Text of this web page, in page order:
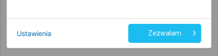
Poniżej przedstawiamy dostępne połączenia z innych dat
Ustawienia Zezwalam